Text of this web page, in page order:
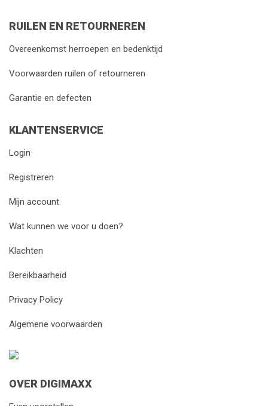
RUILEN EN RETOURNEREN
Overeenkomst herroepen en bedenktijd
Voorwaarden ruilen of retourneren
Garantie en defecten
KLANTENSERVICE
Login
Registreren
Mijn account
Wat kunnen we voor u doen?
Klachten
Bereikbaarheid
Privacy Policy
Algemene voorwaarden
OVER DIGIMAXX